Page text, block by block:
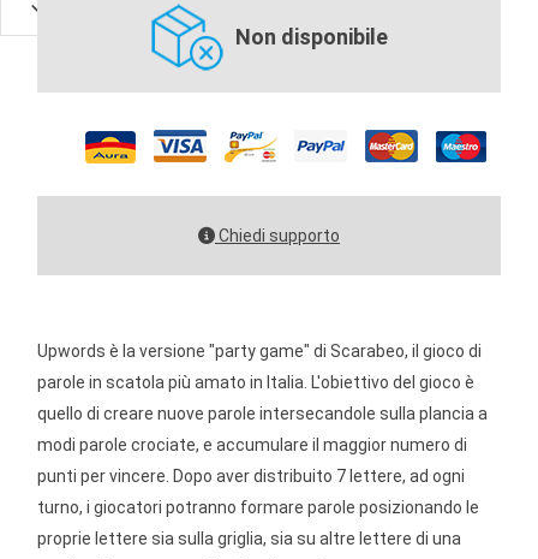
Non disponibile
Chiedi supporto
Upwords è la versione "party game" di Scarabeo, il gioco di
parole in scatola più amato in Italia. L'obiettivo del gioco è
quello di creare nuove parole intersecandole sulla plancia a
modi parole crociate, e accumulare il maggior numero di
punti per vincere. Dopo aver distribuito 7 lettere, ad ogni
turno, i giocatori potranno formare parole posizionando le
proprie lettere sia sulla griglia, sia su altre lettere di una